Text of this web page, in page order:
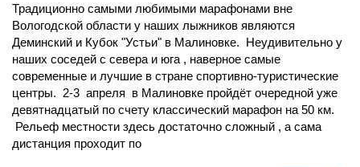
Традиционно самыми любимыми марафонами вне
Вологодской области у наших лыжников являются
Деминский и Кубок "Устьи" в Малиновке. Неудивительно у
наших соседей с севера и юга , наверное самые
современные и лучшие в стране спортивно-туристические
центры. 2-3 апреля в Малиновке пройдёт очередной уже
девятнадцатый по счету классический марафон на 50 км.
Рельеф местности здесь достаточно сложный , а сама
дистанция проходит по